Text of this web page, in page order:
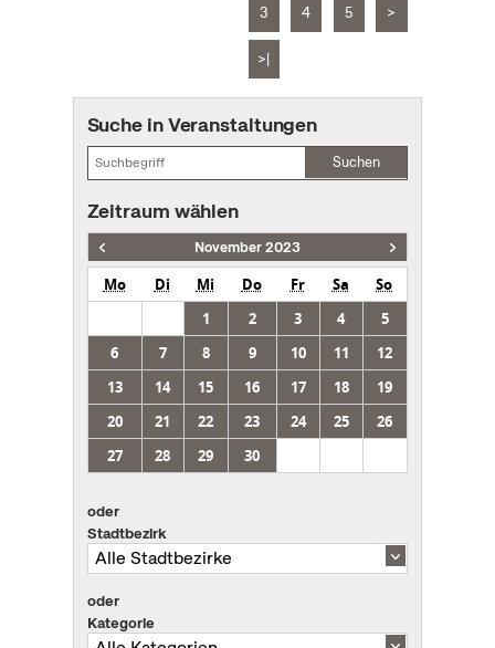
3 4 5 >
>|
Suche in Veranstaltungen
Suchen
Zeitraum wählen
November 2023
Mo Di Mi Do Fr Sa
So
1
2 3 4
5
6
7 8 9 10 11
12
13
14 15 16 17 18
19
20
21 22 23 24 25
26
27
28 29 30
oder
Stadtbezirk
oder
Kategorie